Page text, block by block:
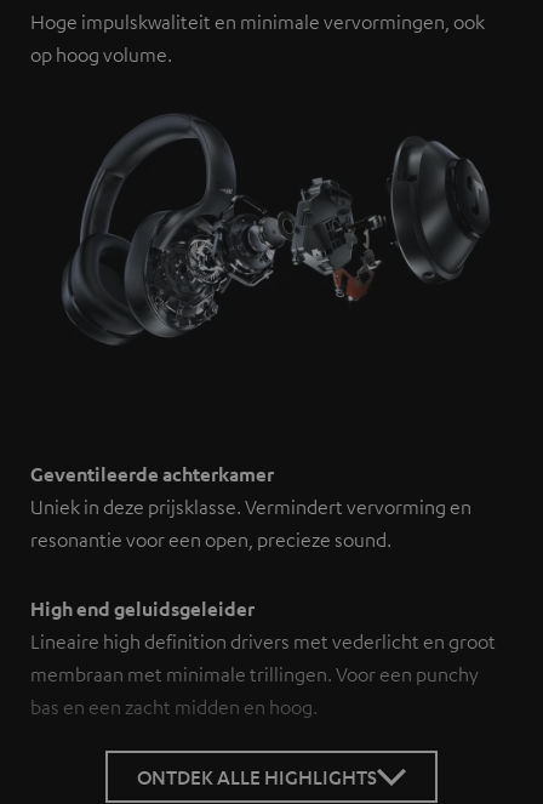
Hoge impulskwaliteit en minimale vervormingen, ook
op hoog volume.
Geventileerde achterkamer
Uniek in deze prijsklasse. Vermindert vervorming en
resonantie voor een open, precieze sound.
High end geluidsgeleider
Lineaire high definition drivers met vederlicht en groot
membraan met minimale trillingen. Voor een punchy
bas en een zacht midden en hoog.
ONTDEK ALLE HIGHLIGHTS